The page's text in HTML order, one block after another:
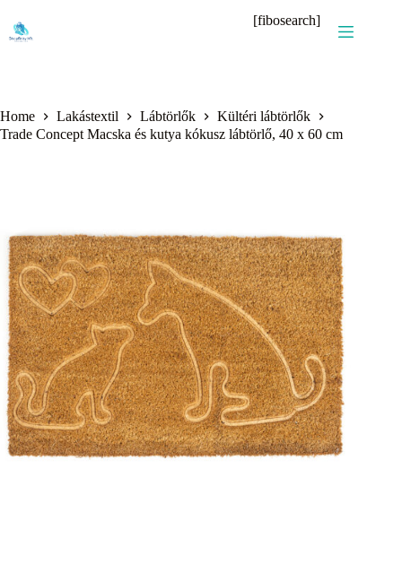
content
[fibosearch]
Home Lakástextil Lábtörlők
Kültéri lábtörlők
Trade Concept Macska és kutya kókusz lábtörlő, 40 x 60 cm